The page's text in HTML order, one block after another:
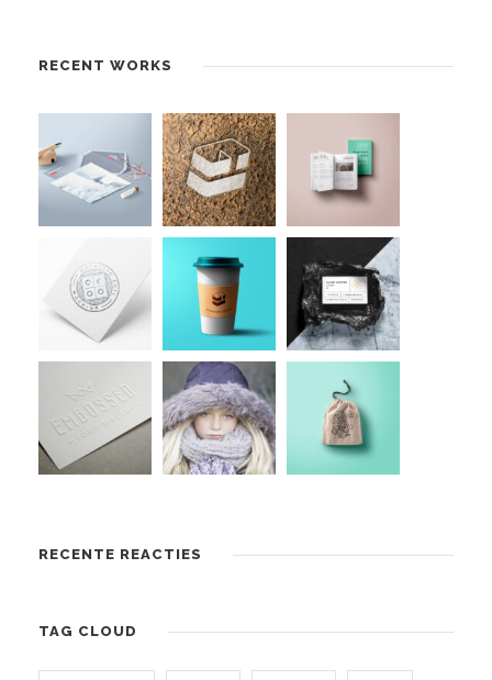
RECENT WORKS
RECENTE REACTIES
TAG CLOUD